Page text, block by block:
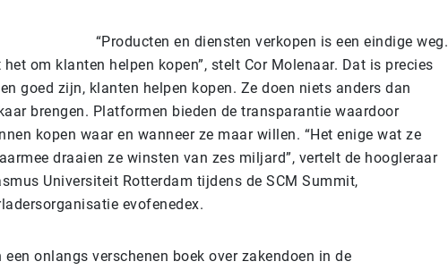
“Producten en diensten verkopen is een eindige weg.
om klanten helpen kopen”, stelt Cor Molenaar. Dat is precies
goed zijn, klanten helpen kopen. Ze doen niets anders dan
brengen. Platformen bieden de transparantie waardoor
kopen waar en wanneer ze maar willen. “Het enige wat ze
draaien ze winsten van zes miljard”, vertelt de hoogleraar
Universiteit Rotterdam tijdens de SCM Summit,
evofenedex.
onlangs verschenen boek over zakendoen in de